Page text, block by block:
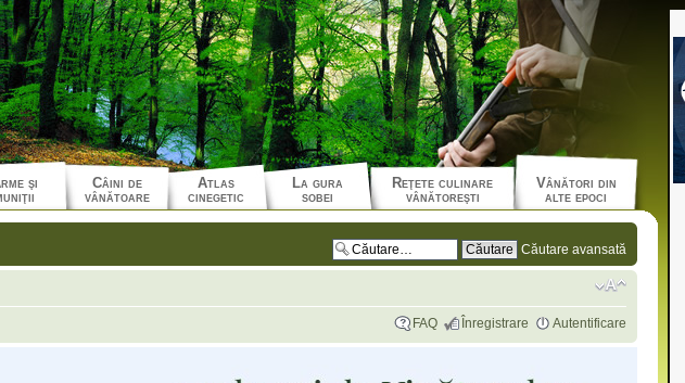
şi
Câini de
vânătoare
Atlas
cinegetic
La gura
sobei
Reţete culinare
vânătoreşti
Vânători din
alte epoci
Căutare avansată
FAQ Înregistrare Autentificare